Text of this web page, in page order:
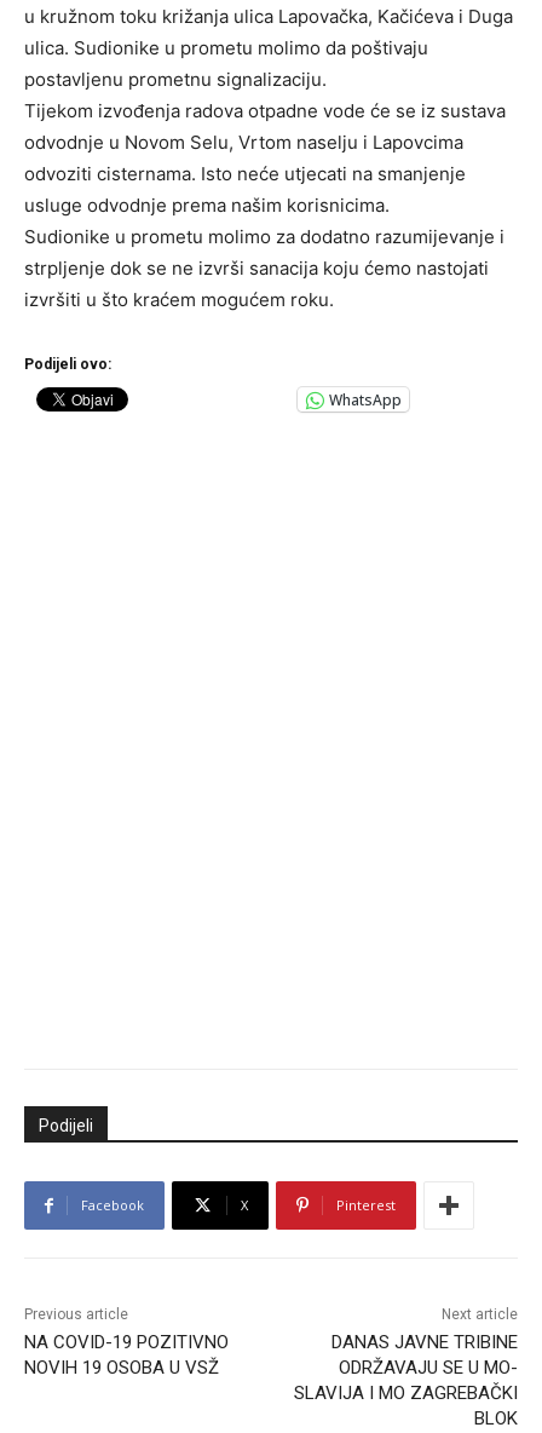
u kružnom toku križanja ulica Lapovačka, Kačićeva i Duga
ulica. Sudionike u prometu molimo da poštivaju
postavljenu prometnu signalizaciju.
Tijekom izvođenja radova otpadne vode će se iz sustava
odvodnje u Novom Selu, Vrtom naselju i Lapovcima
odvoziti cisternama. Isto neće utjecati na smanjenje
usluge odvodnje prema našim korisnicima.
Sudionike u prometu molimo za dodatno razumijevanje i
strpljenje dok se ne izvrši sanacija koju ćemo nastojati
izvršiti u što kraćem mogućem roku.
Podijeli ovo:
WhatsApp
Podijeli
Facebook X Pinterest
Previous article
NA COVID-19 POZITIVNO
NOVIH 19 OSOBA U VSŽ
Next article
DANAS JAVNE TRIBINE
ODRŽAVAJU SE U MO-
SLAVIJA I MO ZAGREBAČKI
BLOK